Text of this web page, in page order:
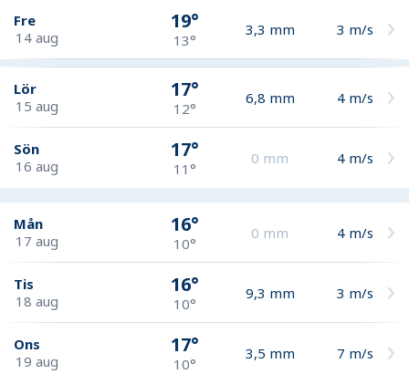
Fre
14 aug
19°
13°
3,3 mm 3 m/s
Lör
15 aug
17°
12°
6,8 mm 4 m/s
Sön
16 aug
17°
11°
0 mm 4 m/s
Mån
17 aug
16°
10°
0 mm 4 m/s
Tis
18 aug
16°
10°
9,3 mm 3 m/s
Ons
19 aug
17°
10°
3,5 mm 7 m/s